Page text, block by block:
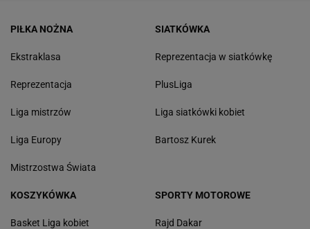
PIŁKA NOŻNA
Ekstraklasa
Reprezentacja
Liga mistrzów
Liga Europy
Mistrzostwa Świata
SIATKÓWKA
Reprezentacja w siatkówkę
PlusLiga
Liga siatkówki kobiet
Bartosz Kurek
KOSZYKÓWKA
Basket Liga kobiet
SPORTY MOTOROWE
Rajd Dakar